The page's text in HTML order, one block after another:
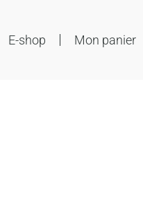
E-shop Mon panier